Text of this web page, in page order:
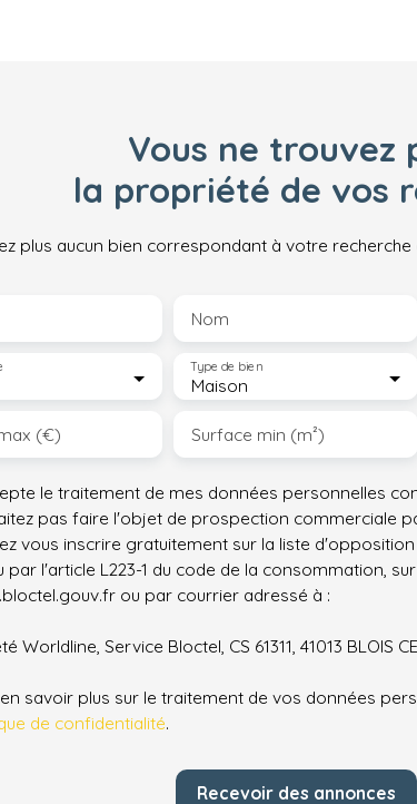
le
Vous ne trouvez
la propriété de vos
plus aucun bien correspondant à votre
Nom
Maison
Type de bien
(€) Surface min (m²)
le traitement de mes données personnelles
pas faire l'objet de prospection commerciale
vous inscrire gratuitement sur la liste
par l'article L223-1 du code de la consommation,
ou par courrier adressé à :
Worldline, Service Bloctel, CS 61311, 41013 BLOIS
savoir plus sur le traitement de vos données
de confidentialité.
Recevoir des annonces